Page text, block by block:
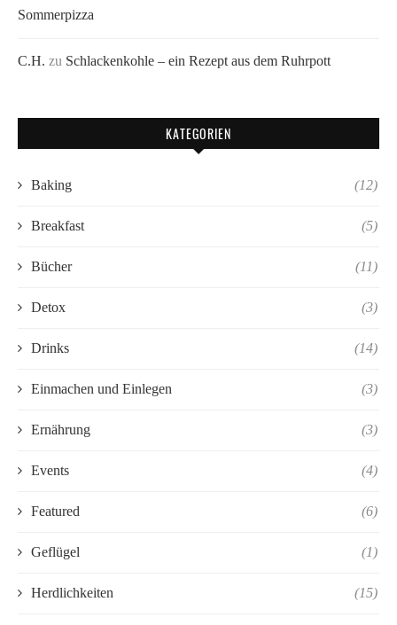
Sommerpizza
C.H. zu Schlackenkohle – ein Rezept aus dem Ruhrpott
KATEGORIEN
Baking (12)
Breakfast (5)
Bücher (11)
Detox (3)
Drinks (14)
Einmachen und Einlegen (3)
Ernährung (3)
Events (4)
Featured (6)
Geflügel (1)
Herdlichkeiten (15)